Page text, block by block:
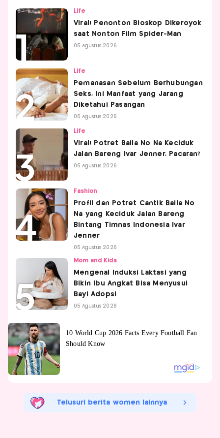
Life
Viral! Penonton Bioskop Dikeroyok
saat Nonton Film Spider-Man
05 Agustus 2026
Life
Pemanasan Sebelum Berhubungan
Seks, Ini Manfaat yang Jarang
Diketahui Pasangan
05 Agustus 2026
Life
Viral! Potret Baila No Na Keciduk
Jalan Bareng Ivar Jenner, Pacaran?
05 Agustus 2026
Fashion
Profil dan Potret Cantik Baila No
Na yang Keciduk Jalan Bareng
Bintang Timnas Indonesia Ivar
Jenner
05 Agustus 2026
Mom and Kids
Mengenal Induksi Laktasi yang
Bikin Ibu Angkat Bisa Menyusui
Bayi Adopsi
05 Agustus 2026
Telusuri berita women lainnya